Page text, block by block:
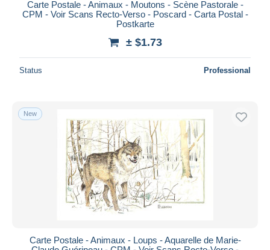
Carte Postale - Animaux - Moutons - Scène Pastorale -
CPM - Voir Scans Recto-Verso - Poscard - Carta Postal -
Postkarte
± $1.73
Status Professional
New
Carte Postale - Animaux - Loups - Aquarelle de Marie-